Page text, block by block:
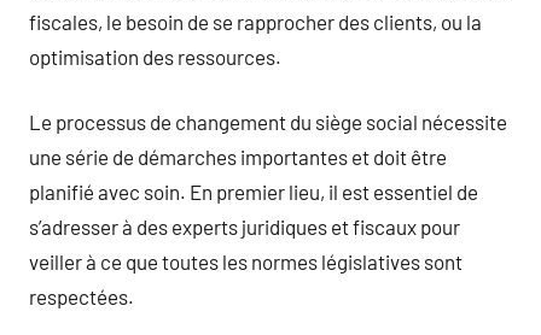
fiscales, le besoin de se rapprocher des clients, ou la
optimisation des ressources.
Le processus de changement du siège social nécessite
une série de démarches importantes et doit être
planifié avec soin. En premier lieu, il est essentiel de
s’adresser à des experts juridiques et fiscaux pour
veiller à ce que toutes les normes législatives sont
respectées.